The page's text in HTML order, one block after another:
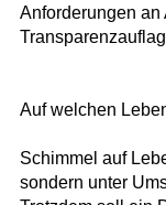
Anforderungen
Auf welchen
Schimmel auf
sondern unter